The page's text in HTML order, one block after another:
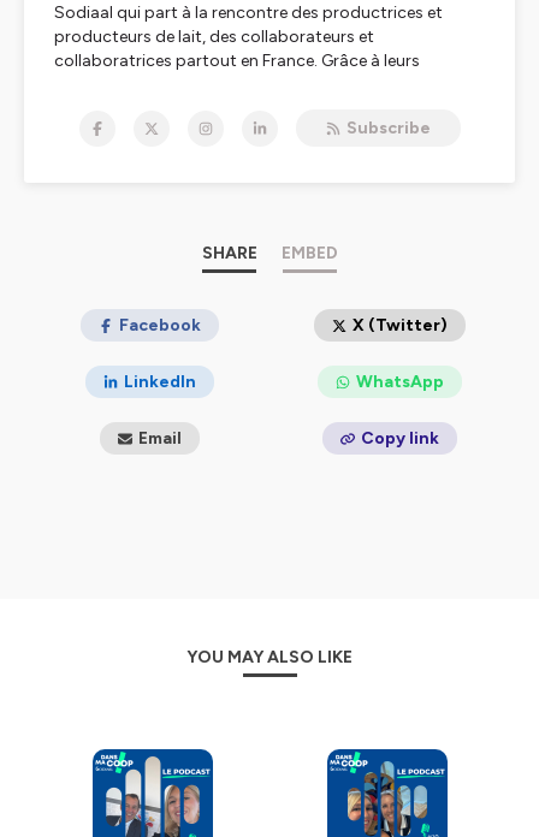
Sodiaal qui part à la rencontre des productrices et
producteurs de lait, des collaborateurs et
collaboratrices partout en France. Grâce à leurs
Subscribe
SHARE EMBED
Facebook X (Twitter)
LinkedIn WhatsApp
Email Copy link
YOU MAY ALSO LIKE